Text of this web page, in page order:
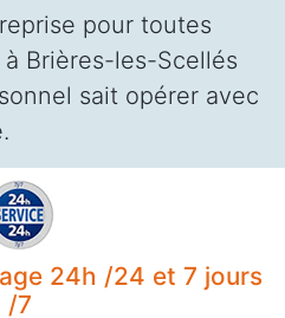
pour toutes
Brières-les-Scellés
sait opérer avec
24h /24 et 7 jours
/7